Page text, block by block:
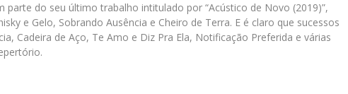
do seu último trabalho intitulado por “Acústico de Novo (2019)”,
e Gelo, Sobrando Ausência e Cheiro de Terra. E é claro que sucessos
Cadeira de Aço, Te Amo e Diz Pra Ela, Notificação Preferida e várias